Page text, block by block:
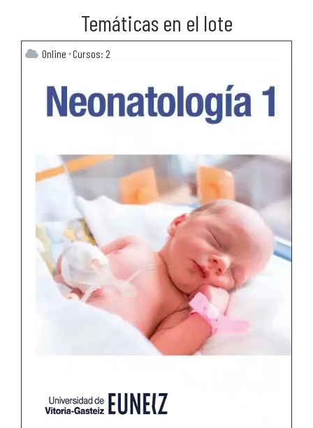
Temáticas en el lote
Online Cursos: 2